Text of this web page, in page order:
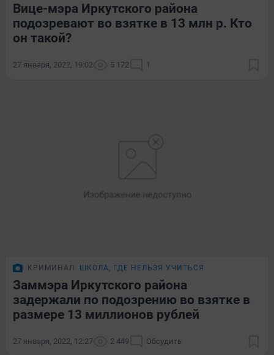
Вице-мэра Иркутского района
подозревают во взятке в 13 млн р. Кто
он такой?
27 января, 2022, 19:02 5 172 1
КРИМИНАЛ ШКОЛА, ГДЕ НЕЛЬЗЯ УЧИТЬСЯ
Заммэра Иркутского района
задержали по подозрению во взятке в
размере 13 миллионов рублей
27 января, 2022, 12:27 2 449 Обсудить